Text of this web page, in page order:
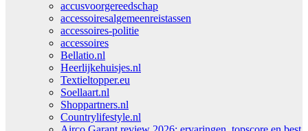
accusvoorgereedschap
accessoiresalgemeenreistassen
accessoires-politie
accessoires
Bellatio.nl
Heerlijkehuisjes.nl
Textieltopper.eu
Soellaart.nl
Shoppartners.nl
Countrylifestyle.nl